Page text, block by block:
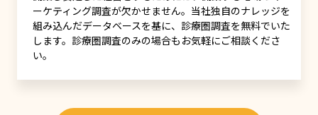
ーケティング調査が欠かせません。当社独自のナレッジを
組み込んだデータベースを基に、診療圏調査を無料でいた
します。診療圏調査のみの場合もお気軽にご相談くださ
い。